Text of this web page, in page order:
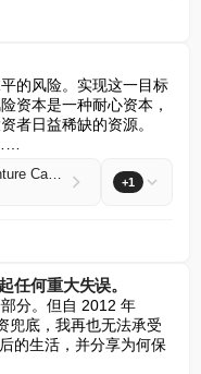
的风险。实现这一目标
资本是一种耐心资本，
者日益稀缺的资源。
The Problem With Investing In Venture Capital When Older +1
任何重大失误。
分。但自 2012 年
兜底，我再也无法承受
的生活，并分享为何保